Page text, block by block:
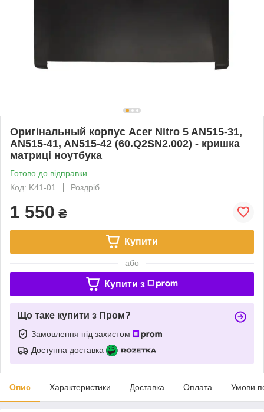
Оригінальный корпус Acer Nitro 5 AN515-31,
AN515-41, AN515-42 (60.Q2SN2.002) - кришка
матриці ноутбука
Готово до відправки
Код: K41-01
Роздріб
1 550 ₴
Купити
або
Купити з
Що таке купити з Пром?
Замовлення під захистом
Доступна доставка
Опис Характеристики Доставка Оплата Умови